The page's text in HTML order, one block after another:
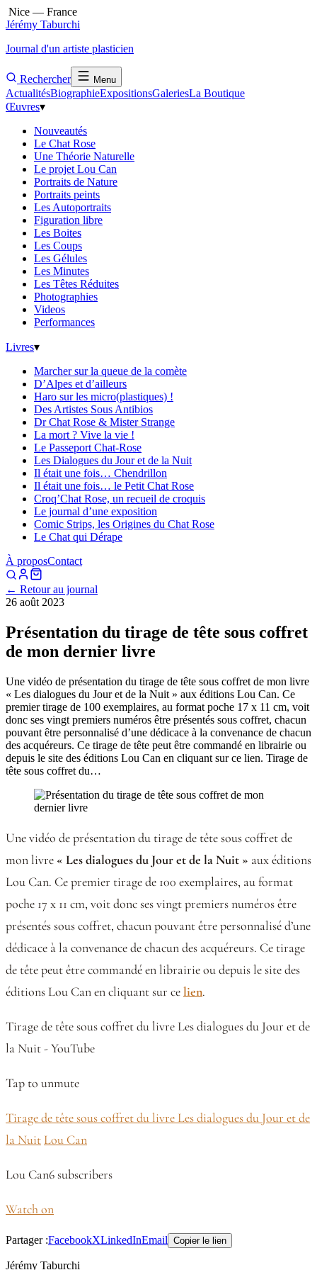
Nice — France
Jérémy Taburchi
Journal d'un artiste plasticien
Rechercher Menu
ActualitésBiographieExpositionsGaleriesLa Boutique
Œuvres▾
Nouveautés
Le Chat Rose
Une Théorie Naturelle
Le projet Lou Can
Portraits de Nature
Portraits peints
Les Autoportraits
Figuration libre
Les Boites
Les Coups
Les Gélules
Les Minutes
Les Têtes Réduites
Photographies
Videos
Performances
Livres▾
Marcher sur la queue de la comète
D’Alpes et d’ailleurs
Haro sur les micro(plastiques) !
Des Artistes Sous Antibios
Dr Chat Rose & Mister Strange
La mort ? Vive la vie !
Le Passeport Chat-Rose
Les Dialogues du Jour et de la Nuit
Il était une fois… Chendrillon
Il était une fois… le Petit Chat Rose
Croq’Chat Rose, un recueil de croquis
Le journal d’une exposition
Comic Strips, les Origines du Chat Rose
Le Chat qui Dérape
À proposContact
← Retour au journal
26 août 2023
Présentation du tirage de tête sous coffret
de mon dernier livre
Une vidéo de présentation du tirage de tête sous coffret de mon livre
« Les dialogues du Jour et de la Nuit » aux éditions Lou Can. Ce
premier tirage de 100 exemplaires, au format poche 17 x 11 cm, voit
donc ses vingt premiers numéros être présentés sous coffret, chacun
pouvant être personnalisé d’une dédicace à la convenance de chacun
des acquéreurs. Ce tirage de tête peut être commandé en librairie ou
depuis le site des éditions Lou Can en cliquant sur ce lien. Tirage de
tête sous coffret du…
Une vidéo de présentation du tirage de tête sous coffret de
mon livre « Les dialogues du Jour et de la Nuit » aux éditions
Lou Can. Ce premier tirage de 100 exemplaires, au format
poche 17 x 11 cm, voit donc ses vingt premiers numéros être
présentés sous coffret, chacun pouvant être personnalisé d’une
dédicace à la convenance de chacun des acquéreurs. Ce tirage
de tête peut être commandé en librairie ou depuis le site des
éditions Lou Can en cliquant sur celien.
Tirage de tête sous coffret du livre Les dialogues du Jour et de
la Nuit - YouTube
Tap to unmute
Tirage de tête sous coffret du livre Les dialogues du Jour et de
la Nuit Lou Can
Lou Can6 subscribers
Watch on
Partager :FacebookXLinkedInEmail Copier le lien
Jérémy Taburchi